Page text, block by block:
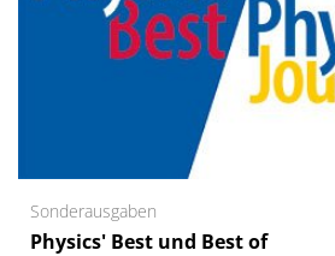
Sonderausgaben
Physics' Best und Best of